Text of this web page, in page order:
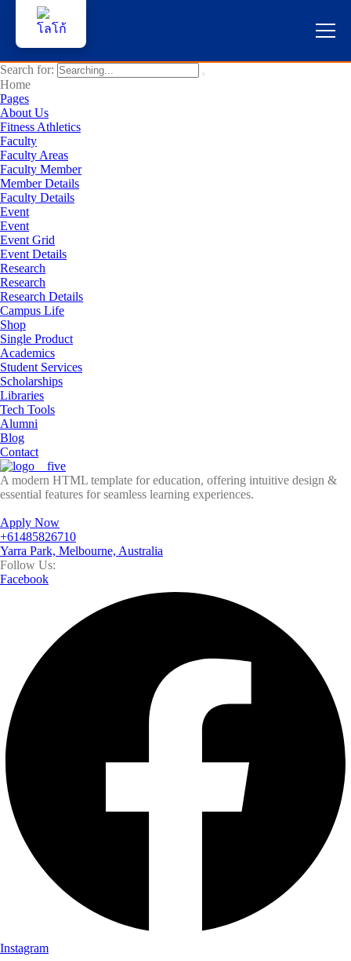
Search for:
Home
Pages
About Us
Fitness Athletics
Faculty
Faculty Areas
Faculty Member
Member Details
Faculty Details
Event
Event
Event Grid
Event Details
Research
Research
Research Details
Campus Life
Shop
Single Product
Academics
Student Services
Scholarships
Libraries
Tech Tools
Alumni
Blog
Contact
A modern HTML template for education, offering intuitive design &
essential features for seamless learning experiences.
Apply Now
+61485826710
Yarra Park, Melbourne, Australia
Follow Us:
Facebook
Instagram
หน้าแรก
ผู้สนใจสมัครเรียน
บริการนักศึกษา
คณาจารย์และบุคลากร
บุคคลทั่วไป
ภาษาไทย